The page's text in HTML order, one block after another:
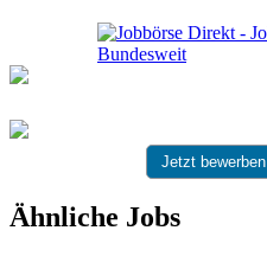
Jetzt bewerben
Ähnliche Jobs